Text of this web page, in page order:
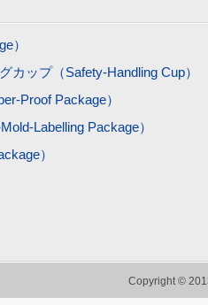
）
カップ（Safety-Handling Cup）
Proof Package）
Labelling Package）
）
Copyright ©